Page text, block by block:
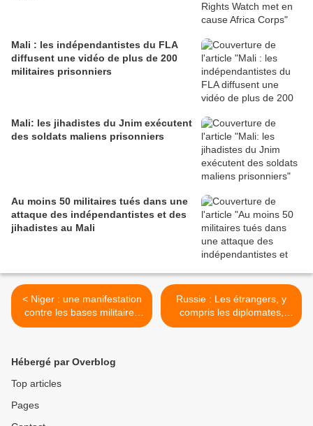
Mali : les indépendantistes du FLA
diffusent une vidéo de plus de 200
militaires prisonniers
Mali: les jihadistes du Jnim exécutent
des soldats maliens prisonniers
Au moins 50 militaires tués dans une
attaque des indépendantistes et des
jihadistes au Mali
< Niger : une manifestation
contre les bases militaires
étrangères interdite
Russie : Les étrangers, y
compris les diplomates,
séjournant plus de 90 jours
Hébergé par Overblog
Top articles
Pages